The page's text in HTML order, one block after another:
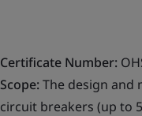
Certificate Number:
Scope:The design and
circuit breakers (up to